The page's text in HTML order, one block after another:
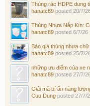
Thùng rác HDPE dung
hanatc89 posted 20/7/
Thùng Nhựa Nắp Kín:
hanatc89 posted 6/7/26
Báo giá thùng nhựa chữ
hanatc89 posted 25/7/
những ưu điểm của xe
hanatc89 posted 27/7/
Giải mã bí ẩn năng
Cuu Dung posted 27/7/